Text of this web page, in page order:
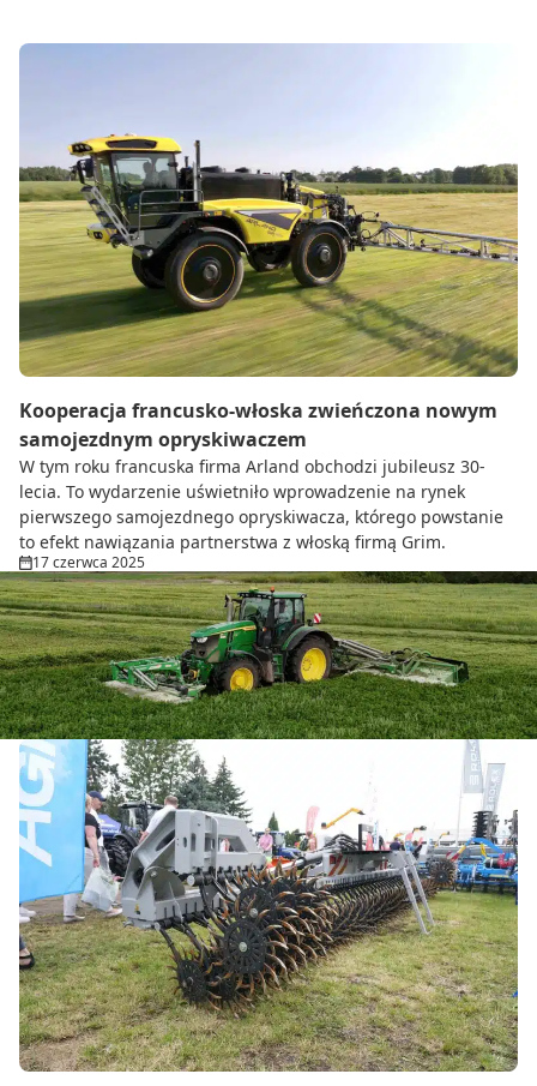
Kooperacja francusko-włoska zwieńczona nowym
samojezdnym opryskiwaczem
W tym roku francuska firma Arland obchodzi jubileusz 30-
lecia. To wydarzenie uświetniło wprowadzenie na rynek
pierwszego samojezdnego opryskiwacza, którego powstanie
to efekt nawiązania partnerstwa z włoską firmą Grim.
17 czerwca 2025